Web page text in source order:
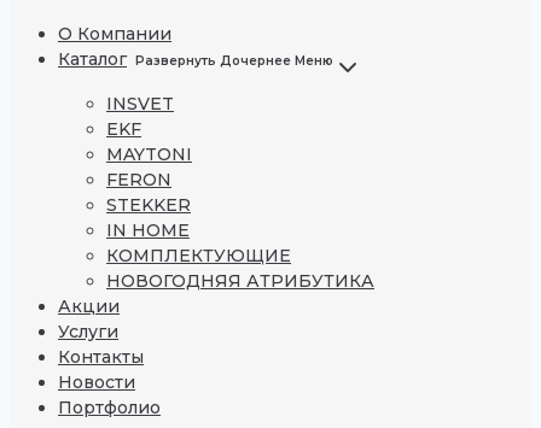
О Компании
Каталог
Развернуть Дочернее Меню
INSVET
EKF
MAYTONI
FERON
STEKKER
IN HOME
КОМПЛЕКТУЮЩИЕ
НОВОГОДНЯЯ АТРИБУТИКА
Акции
Услуги
Контакты
Новости
Портфолио